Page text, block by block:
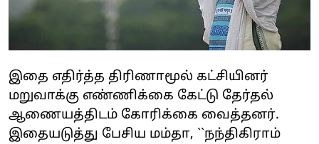
இதை எதிர்த்த திரிணாமூல் கட்சியினர்
மறுவாக்கு எண்ணிக்கை கேட்டு தேர்தல்
ஆணையத்திடம் கோரிக்கை வைத்தனர்.
இதையடுத்து பேசிய மம்தா, ``நந்திகிராம்